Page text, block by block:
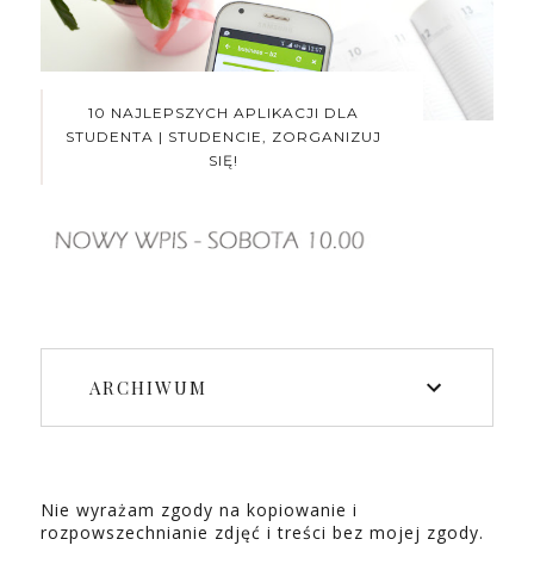
10 NAJLEPSZYCH APLIKACJI DLA
STUDENTA | STUDENCIE, ZORGANIZUJ
SIĘ!
ARCHIWUM
Nie wyrażam zgody na kopiowanie i
rozpowszechnianie zdjęć i treści bez mojej zgody.